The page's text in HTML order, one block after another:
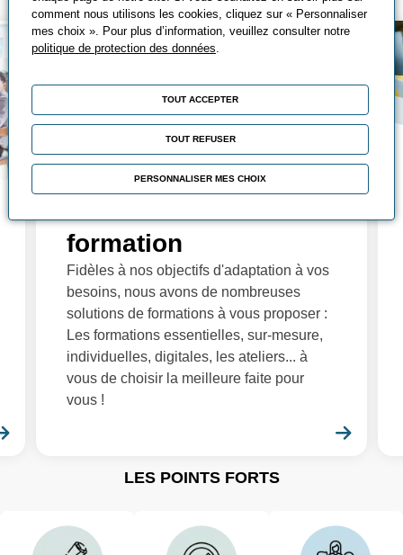
formation
Fidèles à nos objectifs d'adaptation à vos
besoins, nous avons de nombreuses
solutions de formations à vous proposer :
Les formations essentielles, sur-mesure,
individuelles, digitales, les ateliers... à
vous de choisir la meilleure faite pour
vous !
LES POINTS FORTS
comment nous utilisons les cookies, cliquez sur « Personnaliser
mes choix ». Pour plus d’information, veuillez consulter notre
politique de protection des données.
TOUT ACCEPTER
TOUT REFUSER
PERSONNALISER MES CHOIX